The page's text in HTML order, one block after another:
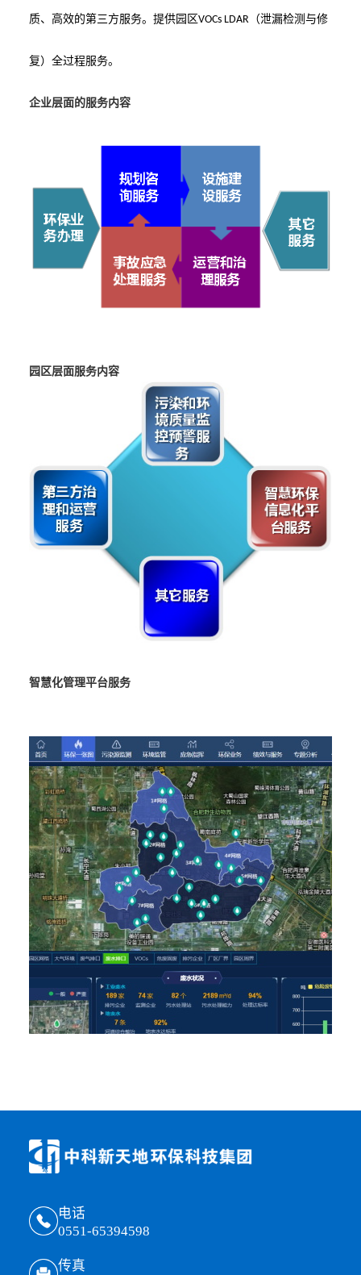
质、高效的第三方服务。提供园区VOCs LDAR （泄漏检测与修
复）全过程服务。
企业层面的服务内容
园区层面服务内容
智慧化管理平台服务
电话
0551-65394598
传真